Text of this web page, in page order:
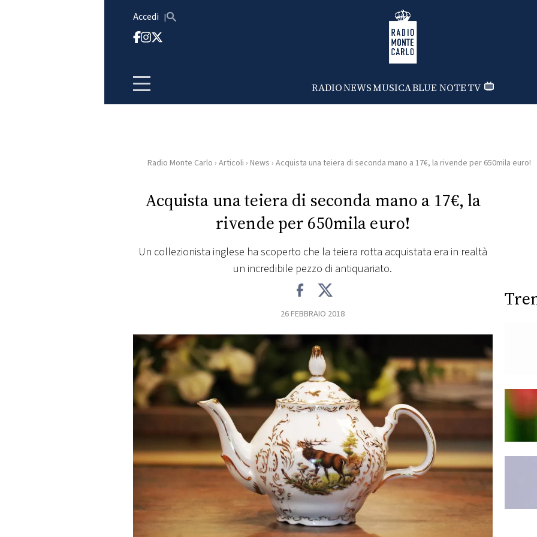
Accedi Radio Monte Carlo
RADIONEWSMUSICABLUE NOTETV
HOME
RADIO
RADIO
FOTO
CONCORSI
VIDEO
PRINCIPATO
Radio Monte Carlo › Articoli › News › Acquista una teiera di seconda mano a 17€, la rivende per 650mila euro!
Acquista una teiera di seconda mano a 17€, la
rivende per 650mila euro!
Un collezionista inglese ha scoperto che la teiera rotta acquistata era in realtà
un incredibile pezzo di antiquariato.
26 FEBBRAIO 2018